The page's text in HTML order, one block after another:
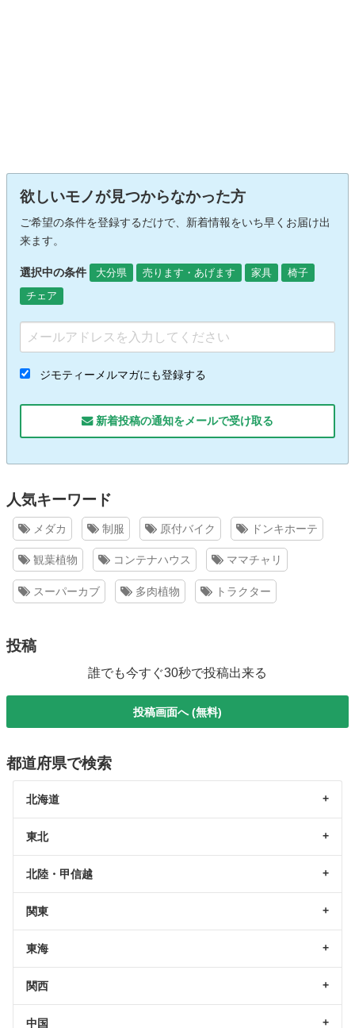
欲しいモノが見つからなかった方
ご希望の条件を登録するだけで、新着情報をいち早くお届け出
来ます。
選択中の条件 大分県 売ります・あげます 家具
椅子
チェア
ジモティーメルマガにも登録する
新着投稿の通知をメールで受け取る
人気キーワード
メダカ 制服 原付バイク ドンキホーテ
観葉植物 コンテナハウス ママチャリ
スーパーカブ 多肉植物 トラクター
投稿
誰でも今すぐ30秒で投稿出来る
投稿画面へ (無料)
都道府県で検索
北海道
東北
北陸・甲信越
関東
東海
関西
中国